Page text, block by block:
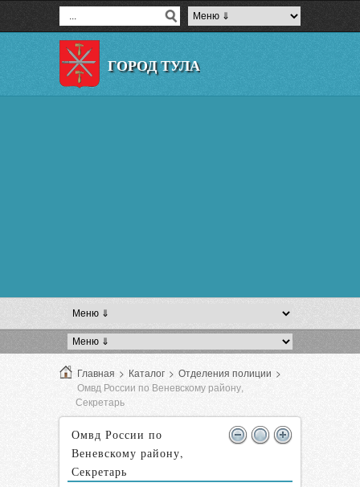
ГОРОД ТУЛА
Главная > Каталог > Отделения полиции >
Омвд России по Веневскому району,
Секретарь
Омвд России по
Веневскому району,
Секретарь